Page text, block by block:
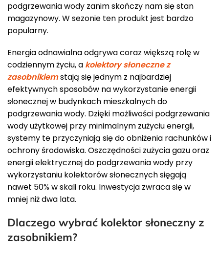
podgrzewania wody zanim skończy nam się stan
magazynowy. W sezonie ten produkt jest bardzo
popularny.
Energia odnawialna odgrywa coraz większą rolę w
codziennym życiu, a kolektory słoneczne z
zasobnikiemstają się jednym z najbardziej
efektywnych sposobów na wykorzystanie energii
słonecznej w budynkach mieszkalnych do
podgrzewania wody. Dzięki możliwości podgrzewania
wody użytkowej przy minimalnym zużyciu energii,
systemy te przyczyniają się do obniżenia rachunków i
ochrony środowiska. Oszczędności zużycia gazu oraz
energii elektrycznej do podgrzewania wody przy
wykorzystaniu kolektorów słonecznych sięgają
nawet 50% w skali roku. Inwestycja zwraca się w
mniej niż dwa lata.
Dlaczego wybrać kolektor słoneczny z
zasobnikiem?